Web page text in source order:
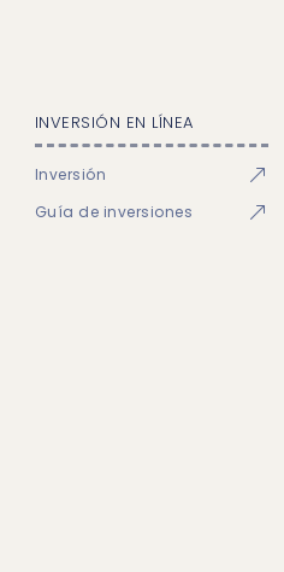
INVERSIÓN EN LÍNEA
Inversión
Guía de inversiones